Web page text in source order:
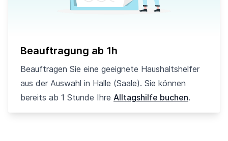
Beauftragung ab 1h
Beauftragen Sie eine geeignete Haushaltshelfer
aus der Auswahl in Halle (Saale). Sie können
bereits ab 1 Stunde Ihre Alltagshilfe buchen.